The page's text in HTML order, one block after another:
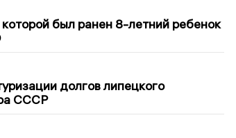
был ранен 8-летний ребенок
долгов липецкого
СССР